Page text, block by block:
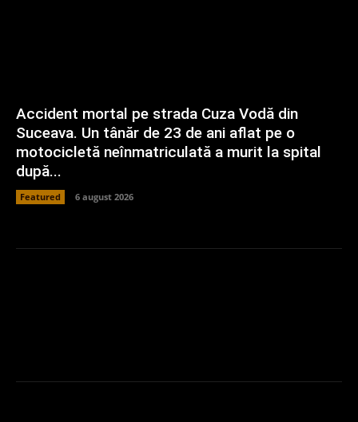
Accident mortal pe strada Cuza Vodă din
Suceava. Un tânăr de 23 de ani aflat pe o
motocicletă neînmatriculată a murit la spital
după...
Featured 6 august 2026